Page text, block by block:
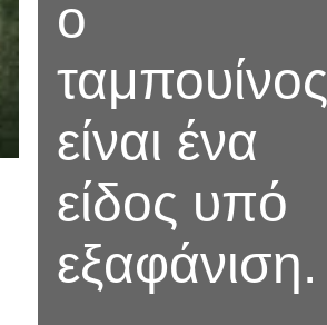
ο
ταμπουίνος
είναι ένα
είδος υπό
εξαφάνιση.